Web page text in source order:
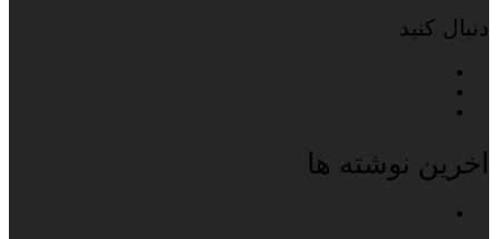
دنبال کنید
اخرین نوشته ها